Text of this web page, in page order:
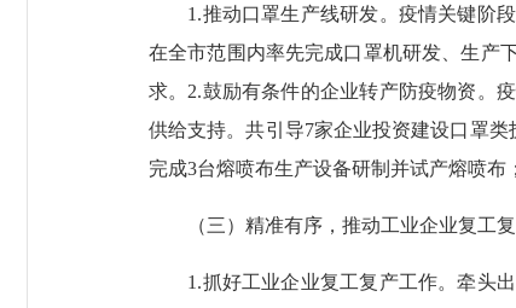
1.推动口罩生产线研发。疫情关键阶段
在全市范围内率先完成口罩机研发、生产
求。2.鼓励有条件的企业转产防疫物资。
供给支持。共引导7家企业投资建设口罩
完成3台熔喷布生产设备研制并试产熔喷布
（三）精准有序，推动工业企业复工
1.抓好工业企业复工复产工作。牵头出